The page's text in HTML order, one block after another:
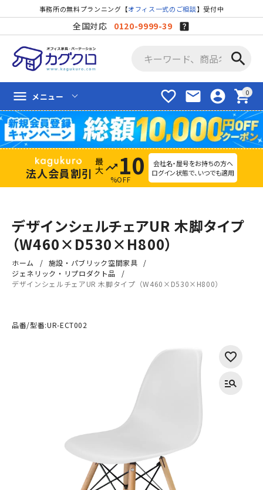
事務所の無料プランニング【オフィス一式のご相談】受付中
全国対応 0120-9999-39
search
favorite_border mail account_circle shopping_cart
menu メニュー
法人会員割引 trending_up 10
%OFF
会社名・屋号をお持ちの方へ
ログイン状態で、いつでも適用
デザインシェルチェアUR 木脚タイプ
（W460×D530×H800）
ホーム
施設・パブリック空間家具
ジェネリック・リプロダクト品
デザインシェルチェアUR 木脚タイプ（W460×D530×H800）
品番/型番:UR-ECT002